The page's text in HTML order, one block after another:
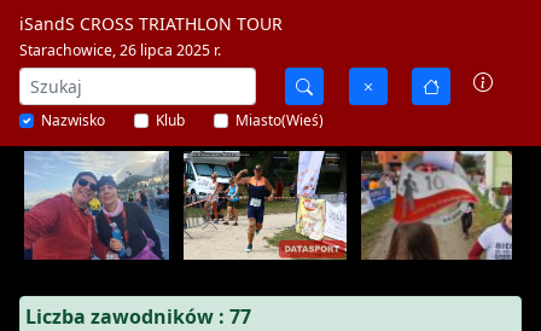
iSandS CROSS TRIATHLON TOUR
Starachowice, 26 lipca 2025 r.
Nazwisko Klub Miasto(Wieś)
Liczba zawodników : 77